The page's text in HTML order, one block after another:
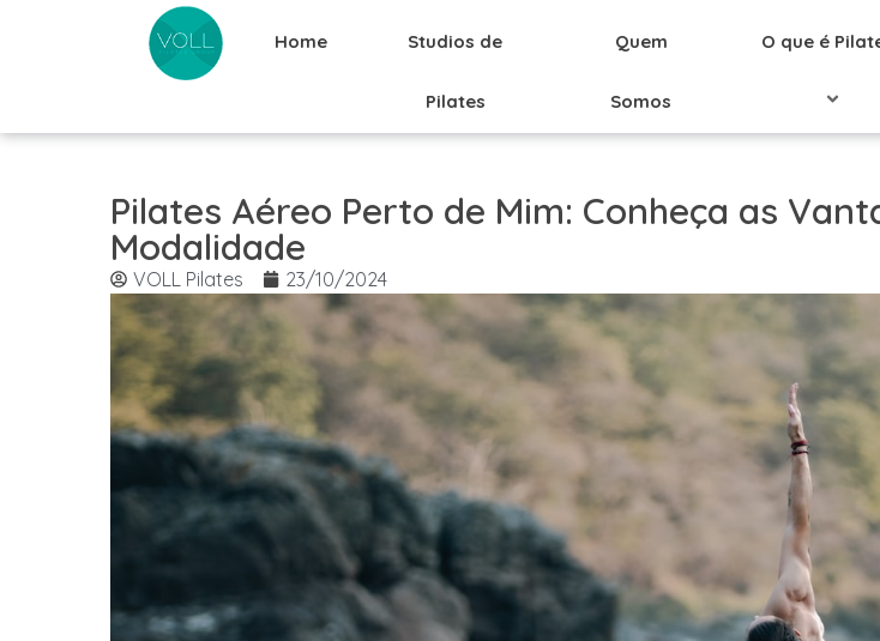
Home Studios de
Pilates
Quem
Somos
O que é
Pilates Aéreo Perto de Mim: Conheça as
Modalidade
VOLL Pilates 23/10/2024